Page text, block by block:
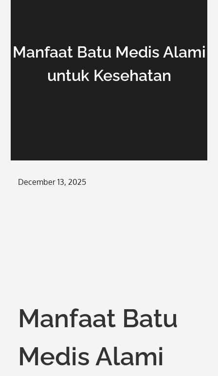
Manfaat Batu Medis Alami
untuk Kesehatan
Posted
December 13, 2025
Manfaat Batu
Medis Alami